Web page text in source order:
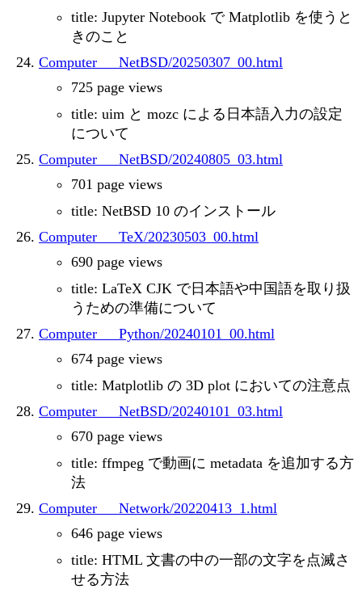
title: Jupyter Notebook で Matplotlib を使うと
きのこと
Computer___NetBSD/20250307_00.html
725 page views
title: uim と mozc による日本語入力の設定
について
Computer___NetBSD/20240805_03.html
701 page views
title: NetBSD 10 のインストール
Computer___TeX/20230503_00.html
690 page views
title: LaTeX CJK で日本語や中国語を取り扱
うための準備について
Computer___Python/20240101_00.html
674 page views
title: Matplotlib の 3D plot においての注意点
Computer___NetBSD/20240101_03.html
670 page views
title: ffmpeg で動画に metadata を追加する方
法
Computer___Network/20220413_1.html
646 page views
title: HTML 文書の中の一部の文字を点滅さ
せる方法